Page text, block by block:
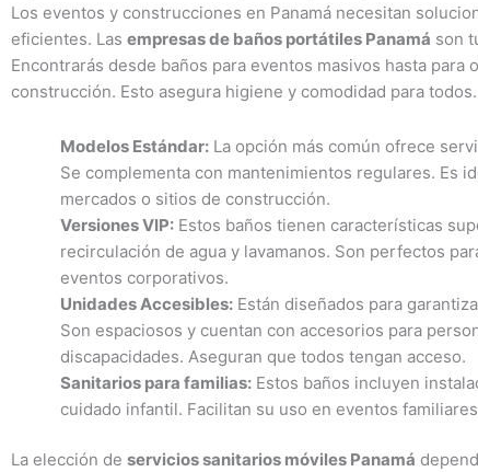
Los eventos y construcciones en Panamá necesitan
eficientes. Las empresas de baños portátiles Panamá son
Encontrarás desde baños para eventos masivos hasta para
construcción. Esto asegura higiene y comodidad para todos.
Modelos Estándar: La opción más común ofrece
Se complementa con mantenimientos regulares. Es
mercados o sitios de construcción.
Versiones VIP: Estos baños tienen características
recirculación de agua y lavamanos. Son perfectos
eventos corporativos.
Unidades Accesibles: Están diseñados para
Son espaciosos y cuentan con accesorios para
discapacidades. Aseguran que todos tengan acceso.
Sanitarios para familias: Estos baños incluyen
cuidado infantil. Facilitan su uso en eventos
La elección de servicios sanitarios móviles Panamá